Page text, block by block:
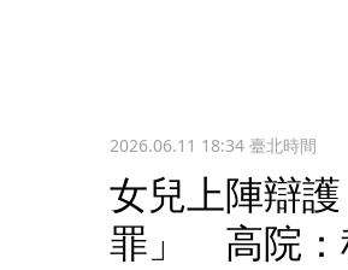
2026.06.11 18:34臺北時間
女兒上陣辯
罪」 高院：